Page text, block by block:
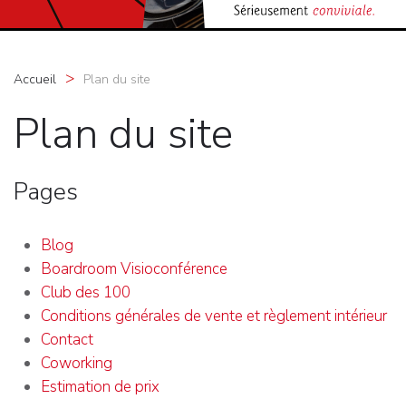
Accueil Plan du site
Plan du site
Pages
Blog
Boardroom Visioconférence
Club des 100
Conditions générales de vente et règlement intérieur
Contact
Coworking
Estimation de prix